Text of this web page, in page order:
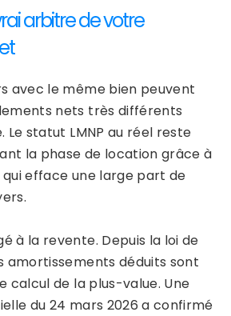
arbitre de votre
avec le même bien peuvent
nets très différents
Le statut LMNP au réel reste
la phase de location grâce à
qui efface une large part de
à la revente. Depuis la loi de
amortissements déduits sont
calcul de la plus-value. Une
du 24 mars 2026 a confirmé